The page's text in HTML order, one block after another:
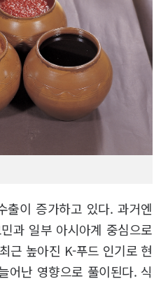
이 증가하고 있다. 과거엔
과 일부 아시아계 중심으로
근 높아진 K-푸드 인기로 현
어난 영향으로 풀이된다. 식